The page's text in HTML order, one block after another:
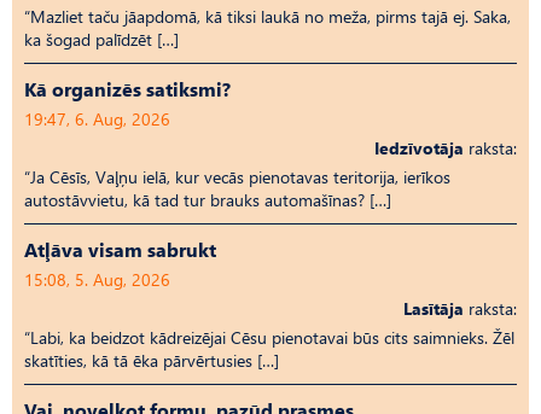
“Mazliet taču jāapdomā, kā tiksi laukā no meža, pirms tajā ej. Saka,
ka šogad palīdzēt […]
Kā organizēs satiksmi?
19:47, 6. Aug, 2026
Iedzīvotāja raksta:
“Ja Cēsīs, Vaļņu ielā, kur vecās pienotavas teritorija, ierīkos
autostāvvietu, kā tad tur brauks automašīnas? […]
Atļāva visam sabrukt
15:08, 5. Aug, 2026
Lasītāja raksta:
“Labi, ka beidzot kādreizējai Cēsu pienotavai būs cits saimnieks. Žēl
skatīties, kā tā ēka pārvērtusies […]